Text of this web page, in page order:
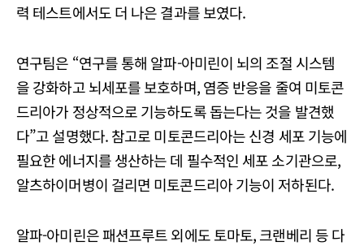
력 테스트에서도 더 나은 결과를 보였다.
연구팀은 “연구를 통해 알파-아미린이 뇌의 조절 시스템
을 강화하고 뇌세포를 보호하며, 염증 반응을 줄여 미토콘
드리아가 정상적으로 기능하도록 돕는다는 것을 발견했
다”고 설명했다. 참고로 미토콘드리아는 신경 세포 기능에
필요한 에너지를 생산하는 데 필수적인 세포 소기관으로,
알츠하이머병이 걸리면 미토콘드리아 기능이 저하된다.
알파-아미린은 패션프루트 외에도 토마토, 크랜베리 등 다